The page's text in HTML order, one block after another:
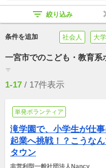
filter_list 絞り込み
条件を追加 社会人 大
一宮市でのこども・教育系
filter_list
1-17 / 17件表示
単発ボランティア
滝学園で、小学生が仕
起業へ挑戦！？こうな
タウン
非営利型一般社団法人Nancy